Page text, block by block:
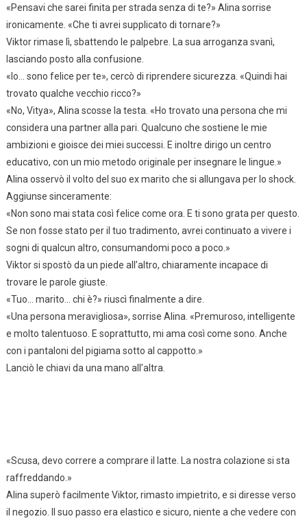
«Pensavi che sarei finita per strada senza di te?» Alina sorrise
ironicamente. «Che ti avrei supplicato di tornare?»
Viktor rimase lì, sbattendo le palpebre. La sua arroganza svanì,
lasciando posto alla confusione.
«Io… sono felice per te», cercò di riprendere sicurezza. «Quindi hai
trovato qualche vecchio ricco?»
«No, Vitya», Alina scosse la testa. «Ho trovato una persona che mi
considera una partner alla pari. Qualcuno che sostiene le mie
ambizioni e gioisce dei miei successi. E inoltre dirigo un centro
educativo, con un mio metodo originale per insegnare le lingue.»
Alina osservò il volto del suo ex marito che si allungava per lo shock.
Aggiunse sinceramente:
«Non sono mai stata così felice come ora. E ti sono grata per questo.
Se non fosse stato per il tuo tradimento, avrei continuato a vivere i
sogni di qualcun altro, consumandomi poco a poco.»
Viktor si spostò da un piede all’altro, chiaramente incapace di
trovare le parole giuste.
«Tuo… marito… chi è?» riuscì finalmente a dire.
«Una persona meravigliosa», sorrise Alina. «Premuroso, intelligente
e molto talentuoso. E soprattutto, mi ama così come sono. Anche
con i pantaloni del pigiama sotto al cappotto.»
Lanciò le chiavi da una mano all’altra.
«Scusa, devo correre a comprare il latte. La nostra colazione si sta
raffreddando.»
Alina superò facilmente Viktor, rimasto impietrito, e si diresse verso
il negozio. Il suo passo era elastico e sicuro, niente a che vedere con